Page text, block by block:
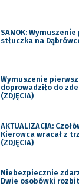
SANOK:
stłuczka na
Wymuszenie
doprowadziło do
(ZDJĘCIA)
AKTUALIZACJA:
Kierowca wracał z
(ZDJĘCIA)
Niebezpiecznie
Dwie osobówki